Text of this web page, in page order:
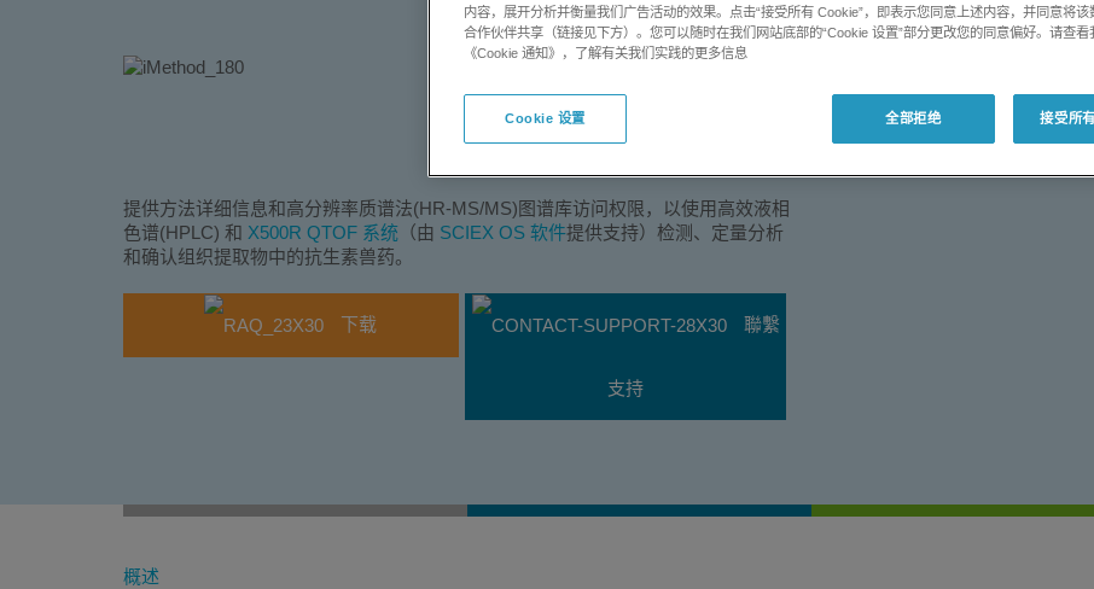
食品中的抗生素分析
提供方法详细信息和高分辨率质谱法(HR-MS/MS)图谱库访问权限，以使用高效液相
色谱(HPLC) 和 X500R QTOF 系统 （由 SCIEX OS 软件提供支持）检测、定量分析
和确认组织提取物中的抗生素兽药。
下载 聯繫
支持
概述
内容，展开分析并衡量我们广告活动的效果。点击“接受所有 Cookie”，即表示您同意上述内容，并同意将该
合作伙伴共享（链接见下方）。您可以随时在我们网站底部的“Cookie 设置”部分更改您的同意偏好。请查看
《Cookie 通知》，了解有关我们实践的更多信息
Cookie 设置 全部拒绝 接受所